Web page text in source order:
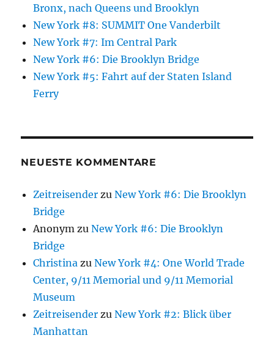
Bronx, nach Queens und Brooklyn
New York #8: SUMMIT One Vanderbilt
New York #7: Im Central Park
New York #6: Die Brooklyn Bridge
New York #5: Fahrt auf der Staten Island
Ferry
NEUESTE KOMMENTARE
Zeitreisender zuNew York #6: Die Brooklyn
Bridge
Anonym zuNew York #6: Die Brooklyn
Bridge
Christina zuNew York #4: One World Trade
Center, 9/11 Memorial und 9/11 Memorial
Museum
Zeitreisender zuNew York #2: Blick über
Manhattan